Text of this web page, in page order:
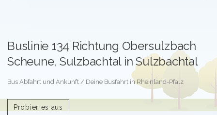
Buslinie 134 Richtung Obersulzbach
Scheune, Sulzbachtal in Sulzbachtal
Bus Abfahrt und Ankunft / Deine Busfahrt in Rheinland-Pfalz
Probier es aus